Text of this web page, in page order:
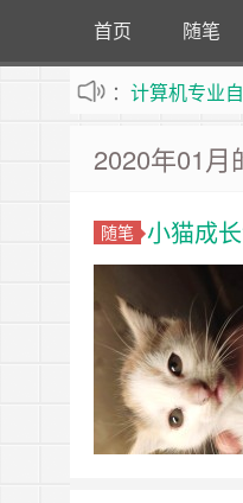
首页 随笔
： 计算机专业
2020年01月
随笔 小猫成长